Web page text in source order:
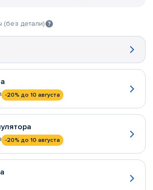
(без детали)
-20% до 10 августа
-20% до 10 августа